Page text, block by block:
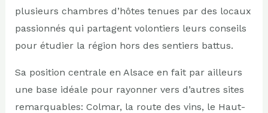
plusieurs chambres d’hôtes tenues par des locaux
passionnés qui partagent volontiers leurs conseils
pour étudier la région hors des sentiers battus.
Sa position centrale en Alsace en fait par ailleurs
une base idéale pour rayonner vers d’autres sites
remarquables: Colmar, la route des vins, le Haut-